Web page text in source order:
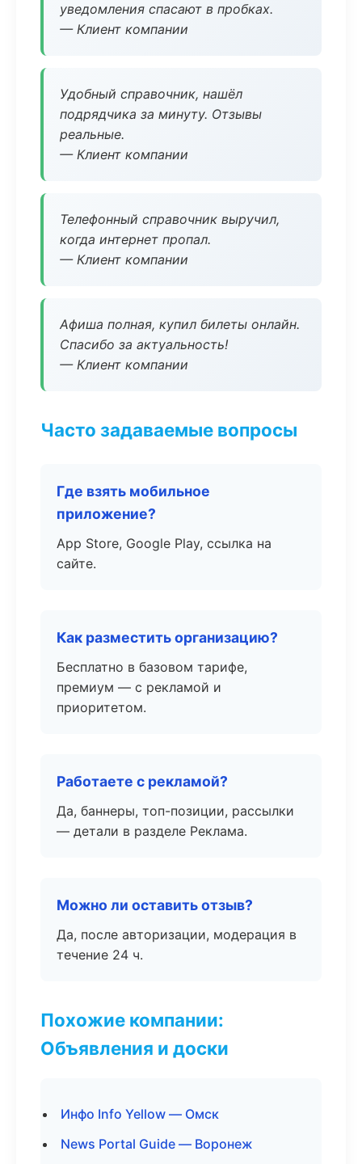
уведомления спасают в пробках.
— Клиент компании
Удобный справочник, нашёл
подрядчика за минуту. Отзывы
реальные.
— Клиент компании
Телефонный справочник выручил,
когда интернет пропал.
— Клиент компании
Афиша полная, купил билеты онлайн.
Спасибо за актуальность!
— Клиент компании
Часто задаваемые вопросы
Где взять мобильное
приложение?
App Store, Google Play, ссылка на
сайте.
Как разместить организацию?
Бесплатно в базовом тарифе,
премиум — с рекламой и
приоритетом.
Работаете с рекламой?
Да, баннеры, топ-позиции, рассылки
— детали в разделе Реклама.
Можно ли оставить отзыв?
Да, после авторизации, модерация в
течение 24 ч.
Похожие компании:
Объявления и доски
Инфо Info Yellow — Омск
News Portal Guide — Воронеж